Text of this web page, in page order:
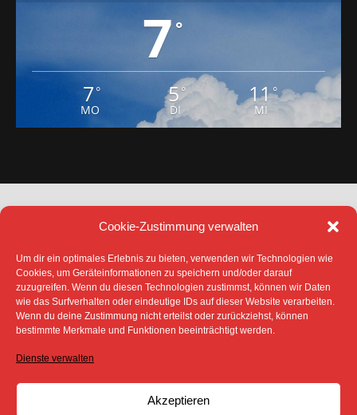
Cookie-Zustimmung verwalten
Um dir ein optimales Erlebnis zu bieten, verwenden wir Technologien wie
Cookies, um Geräteinformationen zu speichern und/oder darauf
zuzugreifen. Wenn du diesen Technologien zustimmst, können wir Daten
wie das Surfverhalten oder eindeutige IDs auf dieser Website verarbeiten.
Wenn du deine Zustimmung nicht erteilst oder zurückziehst, können
bestimmte Merkmale und Funktionen beeinträchtigt werden.
Dienste verwalten
Akzeptieren
7°
7 °
MO
5°
DI
11°
MI
DATENSCHUTZ
IMPRESSUM
COOKIE-RICHTLINIE (EU)
SÄMTLICHE TEXTE, BILDER UND ANDERE
SOFERN NICHT ANDERS GEKENNZEICHNET- DEM
COPYRIGHT DES SPREEBOTE ONLINE ODER WERDEN